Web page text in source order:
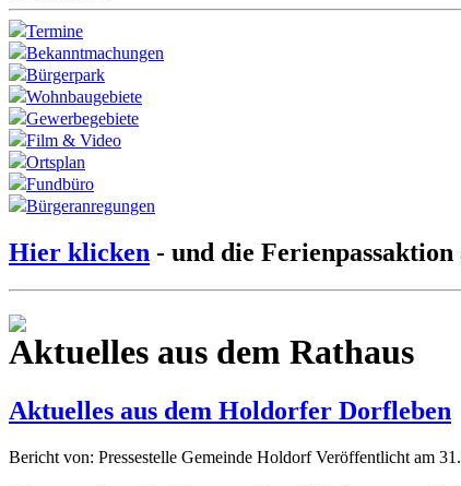
Termine
Bekanntmachungen
Bürgerpark
Wohnbaugebiete
Gewerbegebiete
Film & Video
Ortsplan
Fundbüro
Bürgeranregungen
Hier klicken - und die
Aktuelles aus dem Rathaus
Aktuelles aus dem Holdorfer Dorfleben
Bericht von: Pressestelle Gemeinde Holdorf Veröffentlicht am